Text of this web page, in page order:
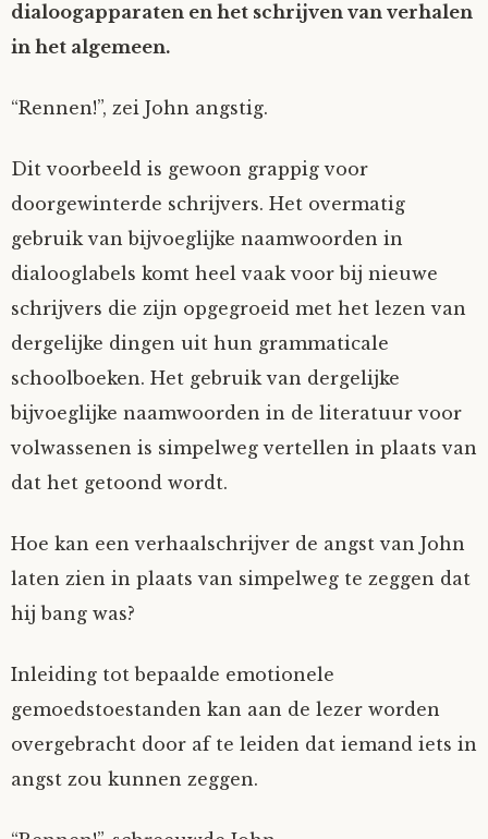
dialoogapparaten en het schrijven van verhalen
in het algemeen.
“Rennen!”, zei John angstig.
Dit voorbeeld is gewoon grappig voor
doorgewinterde schrijvers. Het overmatig
gebruik van bijvoeglijke naamwoorden in
dialooglabels komt heel vaak voor bij nieuwe
schrijvers die zijn opgegroeid met het lezen van
dergelijke dingen uit hun grammaticale
schoolboeken. Het gebruik van dergelijke
bijvoeglijke naamwoorden in de literatuur voor
volwassenen is simpelweg vertellen in plaats van
dat het getoond wordt.
Hoe kan een verhaalschrijver de angst van John
laten zien in plaats van simpelweg te zeggen dat
hij bang was?
Inleiding tot bepaalde emotionele
gemoedstoestanden kan aan de lezer worden
overgebracht door af te leiden dat iemand iets in
angst zou kunnen zeggen.